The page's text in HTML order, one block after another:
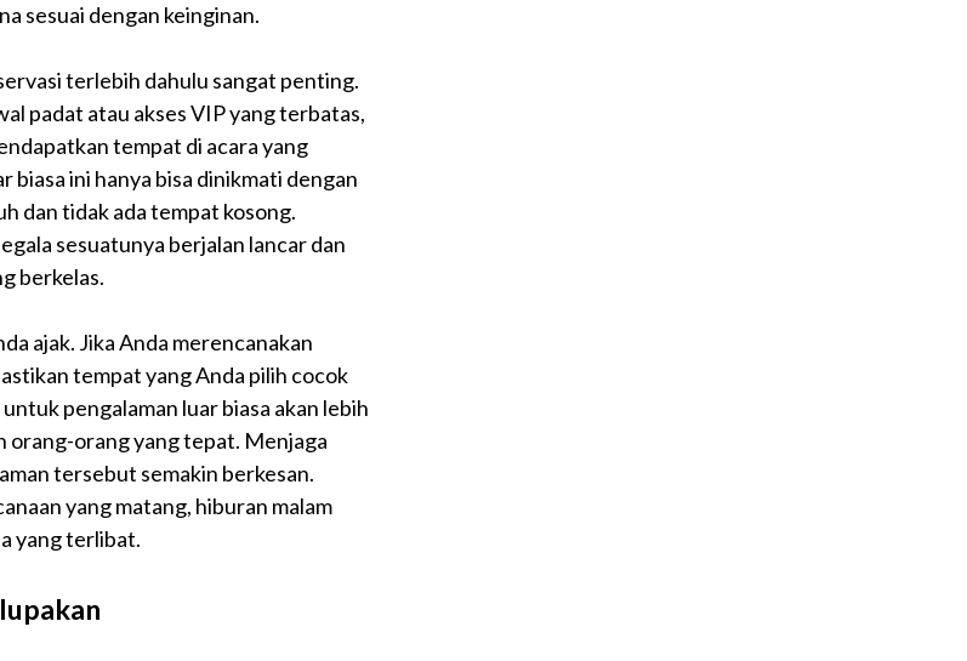
sesuai dengan keinginan.
terlebih dahulu sangat penting.
padat atau akses VIP yang terbatas,
tempat di acara yang
biasa ini hanya bisa dinikmati dengan
dan tidak ada tempat kosong.
sesuatunya berjalan lancar dan
berkelas.
ajak. Jika Anda merencanakan
tempat yang Anda pilih cocok
pengalaman luar biasa akan lebih
orang-orang yang tepat. Menjaga
tersebut semakin berkesan.
yang matang, hiburan malam
yang terlibat.